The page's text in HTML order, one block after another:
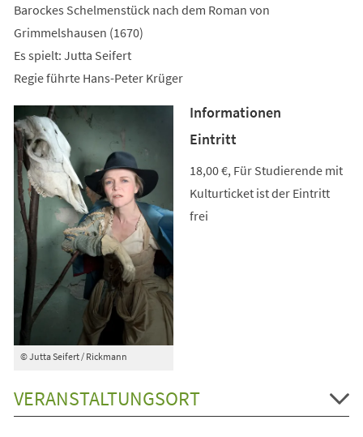
Barockes Schelmenstück nach dem Roman von
Grimmelshausen (1670)
Es spielt: Jutta Seifert
Regie führte Hans-Peter Krüger
© Jutta Seifert / Rickmann
Informationen
Eintritt
18,00 €, Für Studierende mit
Kulturticket ist der Eintritt
frei
VERANSTALTUNGSORT